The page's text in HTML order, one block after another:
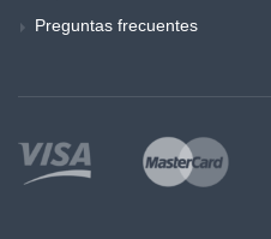
Preguntas frecuentes